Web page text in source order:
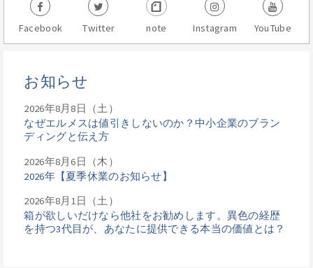
Facebook Twitter note Instagram YouTube
お知らせ
なぜエルメスは値引きしないのか？中小企業のブラン
ディングと伝え方
2026年8月8日（土）
2026年【夏季休業のお知らせ】
2026年8月6日（木）
箱が欲しいだけなら他社をお勧めします。異色の経歴
を持つ3代目が、あなたに提供できる本当の価値とは？
2026年8月1日（土）